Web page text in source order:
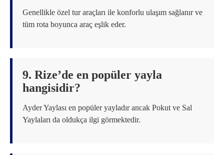
Genellikle özel tur araçları ile konforlu ulaşım sağlanır ve
tüm rota boyunca araç eşlik eder.
9. Rize’de en popüler yayla
hangisidir?
Ayder Yaylası en popüler yayladır ancak Pokut ve Sal
Yaylaları da oldukça ilgi görmektedir.